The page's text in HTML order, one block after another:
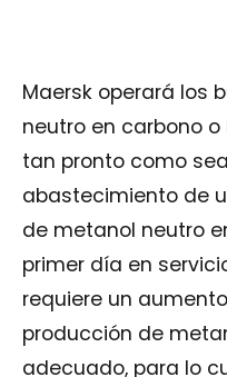
Maersk operará los
neutro en carbono
tan pronto como
abastecimiento de
de metanol neutro
primer día en
requiere un
producción de
adecuado, para lo